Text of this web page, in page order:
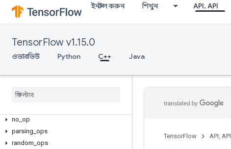
ইনস্টল করুন শিখুন API, API
TensorFlow v1.15.0
ওভারভিউ Python C++ Java
candidate_sampling_ops
control_flow_ops
core
image_ops
math_ops
no op
parsing ops
random ops
TensorFlow API, API